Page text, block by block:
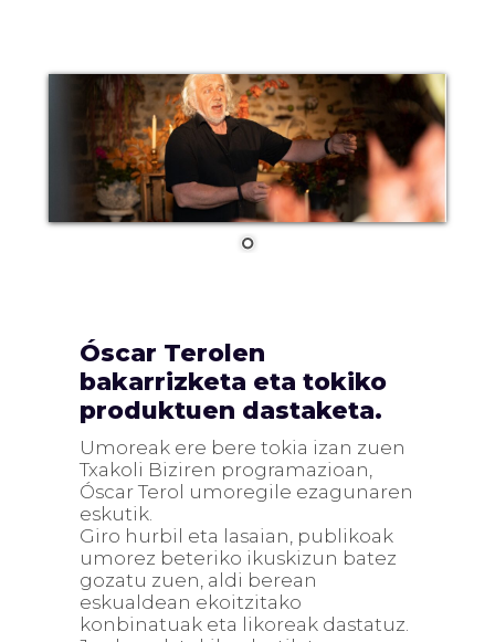
Óscar Terolen
bakarrizketa eta tokiko
produktuen dastaketa.
Umoreak ere bere tokia izan zuen
Txakoli Biziren programazioan,
Óscar Terol umoregile ezagunaren
eskutik.
Giro hurbil eta lasaian, publikoak
umorez beteriko ikuskizun batez
gozatu zuen, aldi berean
eskualdean ekoitzitako
konbinatuak eta likoreak dastatuz.